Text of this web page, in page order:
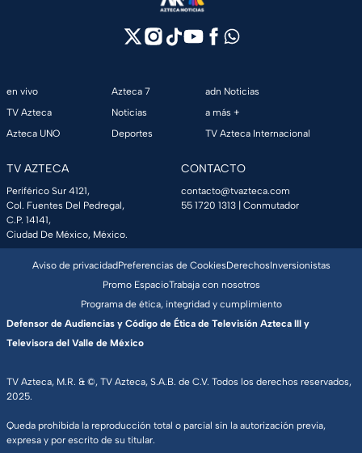
en vivo
TV Azteca
Azteca UNO
Azteca 7
Noticias
Deportes
adn Noticias
a más +
TV Azteca Internacional
TV AZTECA
Periférico Sur 4121,
Col. Fuentes Del Pedregal,
C.P. 14141,
Ciudad De México, México.
CONTACTO
contacto@tvazteca.com
55 1720 1313 | Conmutador
TV Azteca, M.R. & ©, TV Azteca, S.A.B. de C.V. Todos los derechos reservados,
2025.
Queda prohibida la reproducción total o parcial sin la autorización previa,
expresa y por escrito de su titular.
Aviso de privacidadPreferencias de CookiesDerechosInversionistas
Promo EspacioTrabaja con nosotros
Programa de ética, integridad y cumplimiento
Defensor de Audiencias y Código de Ética de Televisión Azteca III y
Televisora del Valle de México